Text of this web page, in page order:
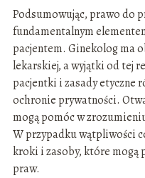
Podsumowując, prawo do
fundamentalnym
pacjentem. Ginekolog ma
lekarskiej, a wyjątki od tej
pacjentki i zasady etyczne
ochronie prywatności.
mogą pomóc w
W przypadku wątpliwości
kroki i zasoby, które mogą
praw.